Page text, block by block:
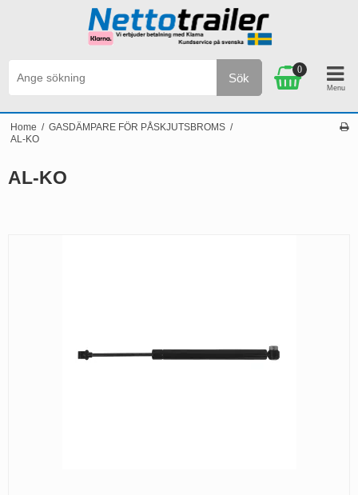
Sök
0
Home / GASDÄMPARE FÖR PÅSKJUTSBROMS /
AL-KO
AL-KO